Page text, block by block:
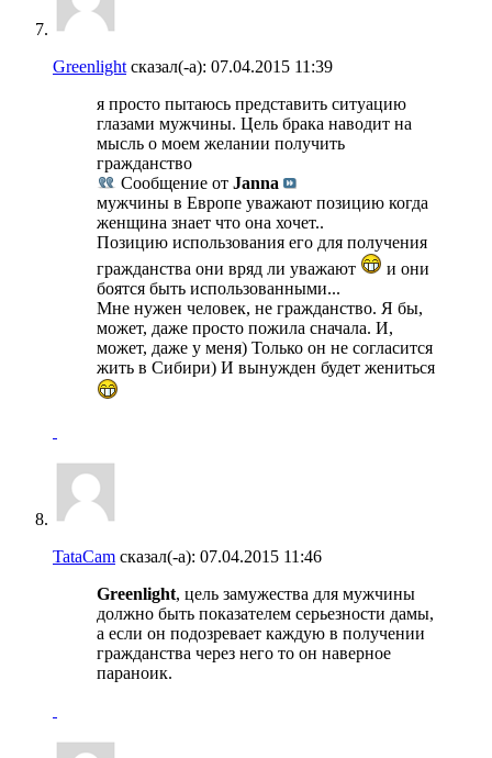
Greenlight сказал(-а): 07.04.2015 11:39
я просто пытаюсь представить ситуацию
глазами мужчины. Цель брака наводит на
мысль о моем желании получить
гражданство
Сообщение от Janna
мужчины в Европе уважают позицию когда
женщина знает что она хочет..
Позицию использования его для получения
гражданства они вряд ли уважают
и они
боятся быть использованными...
Мне нужен человек, не гражданство. Я бы,
может, даже просто пожила сначала. И,
может, даже у меня) Только он не согласится
жить в Сибири) И вынужден будет жениться
TataCam сказал(-а): 07.04.2015 11:46
Greenlight, цель замужества для мужчины
должно быть показателем серьезности дамы,
а если он подозревает каждую в получении
гражданства через него то он наверное
параноик.